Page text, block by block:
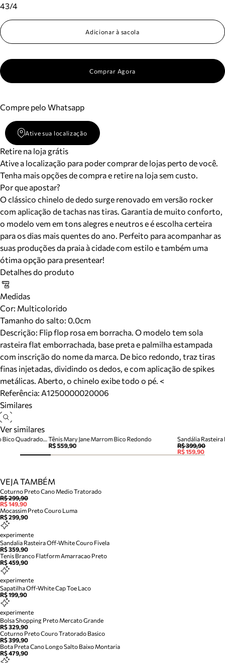
43/4
Adicionar à sacola
Comprar Agora
Compre pelo Whatsapp
Ative sua localização
Retire na loja grátis
Ative a localização para poder comprar de lojas perto de você.
Tenha mais opções de compra e retire na loja sem custo.
Por que apostar?
O clássico chinelo de dedo surge renovado em versão rocker
com aplicação de tachas nas tiras. Garantia de muito conforto,
o modelo vem em tons alegres e neutros e é escolha certeira
para os dias mais quentes do ano. Perfeito para acompanhar as
suas produções da praia à cidade com estilo e também uma
ótima opção para presentear!
Detalhes do produto
Medidas
Cor: Multicolorido
Tamanho do salto: 0.0cm
Descrição: Flip flop rosa em borracha. O modelo tem sola
rasteira flat emborrachada, base preta e palmilha estampada
com inscrição do nome da marca. De bico redondo, traz tiras
finas injetadas, dividindo os dedos, e com aplicação de spikes
metálicas. Aberto, o chinelo exibe todo o pé. <
Referência: A1250000020006
Similares
Ver similares
Tênis Mary Jane Marrom Bico Redondo
R$ 559,90
Sandália
R$ 399,90
R$ 159,90
Chinelo de Dedo Multicolorido Bico Quadrado Brizza
VEJA TAMBÉM
Coturno Preto Cano Medio Tratorado
R$ 299,90
R$ 149,90
Mocassim Preto Couro Luma
R$ 299,90
experimente
Sandalia Rasteira Off-White Couro Fivela
R$ 359,90
Tenis Branco Flatform Amarracao Preto
R$ 459,90
experimente
Sapatilha Off-White Cap Toe Laco
R$ 199,90
experimente
Bolsa Shopping Preto Mercato Grande
R$ 329,90
Coturno Preto Couro Tratorado Basico
R$ 399,90
Bota Preta Cano Longo Salto Baixo Montaria
R$ 479,90